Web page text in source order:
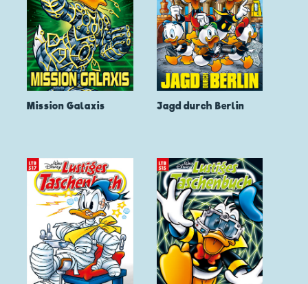
Mission Galaxis Jagd durch Berlin